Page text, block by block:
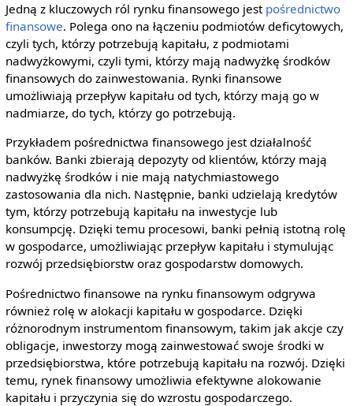
Jedną z kluczowych ról rynku finansowego jest pośrednictwo
finansowe. Polega ono na łączeniu podmiotów deficytowych,
czyli tych, którzy potrzebują kapitału, z podmiotami
nadwyżkowymi, czyli tymi, którzy mają nadwyżkę środków
finansowych do zainwestowania. Rynki finansowe
umożliwiają przepływ kapitału od tych, którzy mają go w
nadmiarze, do tych, którzy go potrzebują.
Przykładem pośrednictwa finansowego jest działalność
banków. Banki zbierają depozyty od klientów, którzy mają
nadwyżkę środków i nie mają natychmiastowego
zastosowania dla nich. Następnie, banki udzielają kredytów
tym, którzy potrzebują kapitału na inwestycje lub
konsumpcję. Dzięki temu procesowi, banki pełnią istotną rolę
w gospodarce, umożliwiając przepływ kapitału i stymulując
rozwój przedsiębiorstw oraz gospodarstw domowych.
Pośrednictwo finansowe na rynku finansowym odgrywa
również rolę w alokacji kapitału w gospodarce. Dzięki
różnorodnym instrumentom finansowym, takim jak akcje czy
obligacje, inwestorzy mogą zainwestować swoje środki w
przedsiębiorstwa, które potrzebują kapitału na rozwój. Dzięki
temu, rynek finansowy umożliwia efektywne alokowanie
kapitału i przyczynia się do wzrostu gospodarczego.